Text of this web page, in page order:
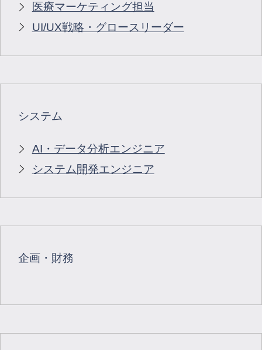
医療マーケティング担当
UI/UX戦略・グロースリーダー
システム
AI・データ分析エンジニア
システム開発エンジニア
企画・財務